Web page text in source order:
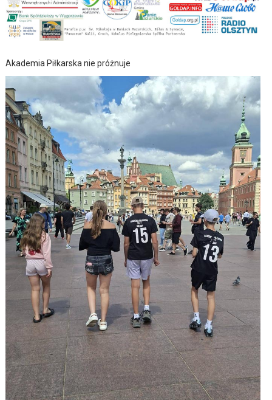
Akademia Piłkarska nie próżnuje